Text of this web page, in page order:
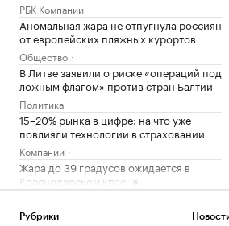
РБК Компании
Аномальная жара не отпугнула россиян
от европейских пляжных курортов
Общество
В Литве заявили о риске «операций под
ложным флагом» против стран Балтии
Политика
15–20% рынка в цифре: на что уже
повлияли технологии в страховании
Компании
Жара до 39 градусов ожидается в
Краснодарском крае
Школы с отличием: как изменилось
Рубрики